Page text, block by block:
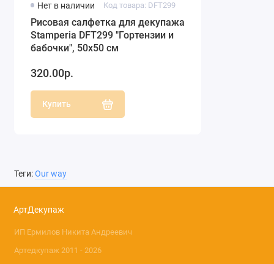
Нет в наличии Код товара: DFT299
Рисовая салфетка для декупажа
Stamperia DFT299 "Гортензии и
бабочки", 50х50 см
320.00р.
Купить
Теги:Our way
АртДекупаж
ИП Ермилов Никита Андреевич
Артедкупаж 2011 - 2026